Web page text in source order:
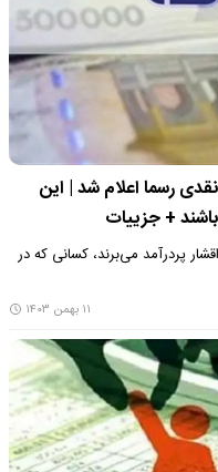
رسما اعلام شد | این
+ جزییات
پردرآمد می‌برند، کسانی که در
۱۱ بهمن ۱۴۰۳